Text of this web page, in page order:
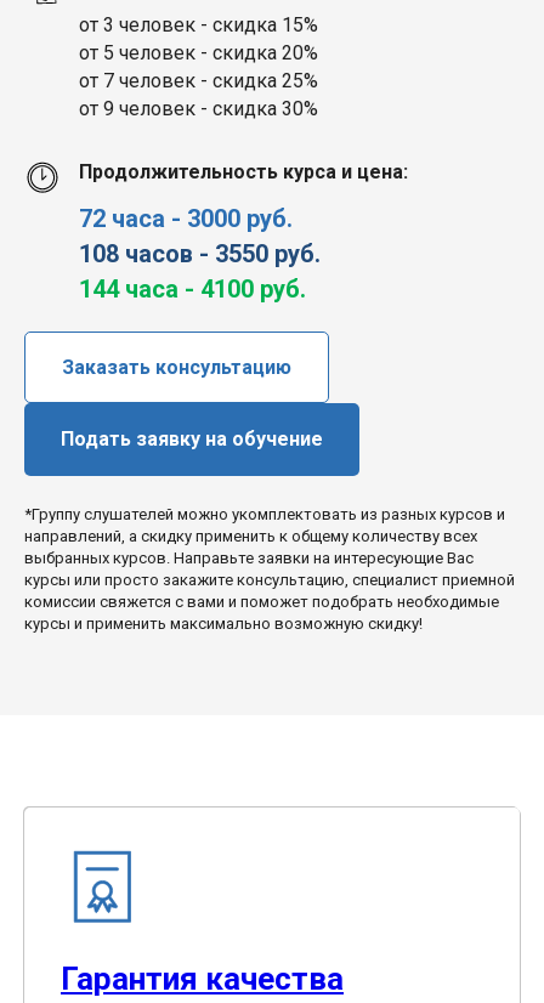
от 3 человек - скидка 15%
от 5 человек - скидка 20%
от 7 человек - скидка 25%
от 9 человек - скидка 30%
Продолжительность курса и цена:
72 часа - 3000 руб.
108 часов - 3550 руб.
144 часа - 4100 руб.
Заказать консультацию
Подать заявку на обучение
*Группу слушателей можно укомплектовать из разных курсов и
направлений, а скидку применить к общему количеству всех
выбранных курсов. Направьте заявки на интересующие Вас
курсы или просто закажите консультацию, специалист приемной
комиссии свяжется с вами и поможет подобрать необходимые
курсы и применить максимально возможную скидку!
Гарантия качества